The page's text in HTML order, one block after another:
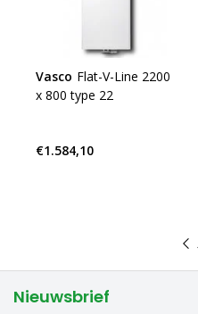
Vasco Flat-V-Line 2200
x 800 type 22
€1.584,10
Nieuwsbrief